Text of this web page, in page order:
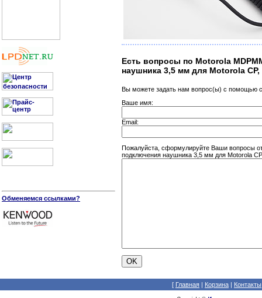
Обменяемся ссылками?
Есть вопросы по Motorola
наушника 3,5 мм для Motorola
Вы можете задать нам вопрос(ы) с
Ваше имя:
Email:
Пожалуйста, сформулируйте Ваши вопросы
подключения наушника 3,5 мм для Motorola
[ Главная | Корзина | Контакты